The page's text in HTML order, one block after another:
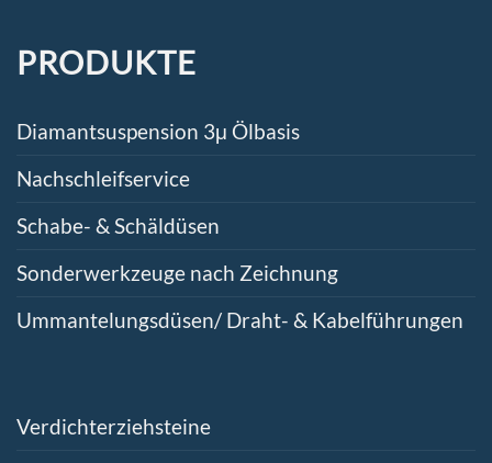
PRODUKTE
Diamantsuspension 3μ Ölbasis
Nachschleifservice
Schabe- & Schäldüsen
Sonderwerkzeuge nach Zeichnung
Ummantelungsdüsen/ Draht- & Kabelführungen
Verdichterziehsteine